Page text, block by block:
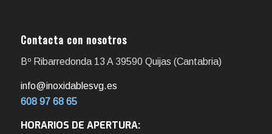
Contacta con nosotros
Bº Ribarredonda 13 A 39590 Quijas (Cantabria)
info@inoxidablesvg.es
608 97 68 65
HORARIOS DE APERTURA: